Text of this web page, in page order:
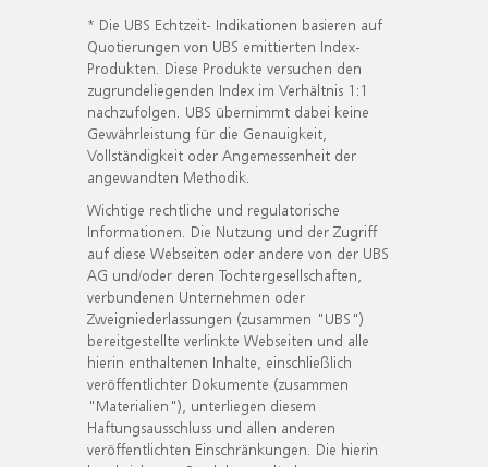
* Die UBS Echtzeit- Indikationen basieren auf
Quotierungen von UBS emittierten Index-
Produkten. Diese Produkte versuchen den
zugrundeliegenden Index im Verhältnis 1:1
nachzufolgen. UBS übernimmt dabei keine
Gewährleistung für die Genauigkeit,
Vollständigkeit oder Angemessenheit der
angewandten Methodik.
Wichtige rechtliche und regulatorische
Informationen. Die Nutzung und der Zugriff
auf diese Webseiten oder andere von der UBS
AG und/oder deren Tochtergesellschaften,
verbundenen Unternehmen oder
Zweigniederlassungen (zusammen "UBS")
bereitgestellte verlinkte Webseiten und alle
hierin enthaltenen Inhalte, einschließlich
veröffentlichter Dokumente (zusammen
"Materialien"), unterliegen diesem
Haftungsausschluss und allen anderen
veröffentlichten Einschränkungen. Die hierin